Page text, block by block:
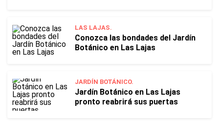
LAS LAJAS.
Conozca las bondades del Jardín
Botánico en Las Lajas
JARDÍN BOTÁNICO.
Jardín Botánico en Las Lajas
pronto reabrirá sus puertas